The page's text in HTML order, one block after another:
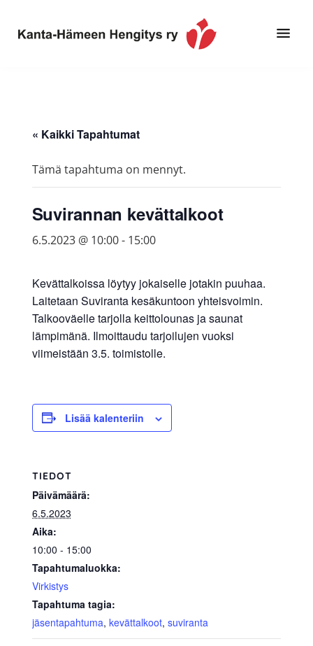
pääsisältöön
alatunnisteeseen
Hengitys
erityisesti
sinua
keuhkoahtaumatauti,uniapnea,
muut
sisäilma
allergiat.
« Kaikki Tapahtumat
Tämä tapahtuma on mennyt.
Suvirannan kevättalkoot
6.5.2023 @ 10:00- 15:00
Kevättalkoissa löytyy jokaiselle jotakin puuhaa.
Laitetaan Suviranta kesäkuntoon yhteisvoimin.
Talkooväelle tarjolla keittolounas ja saunat
lämpimänä. Ilmoittaudu tarjoilujen vuoksi
viimeistään 3.5. toimistolle.
Lisää kalenteriin
TIEDOT
Päivämäärä:
6.5.2023
Aika:
10:00 - 15:00
Tapahtumaluokka:
Virkistys
Tapahtuma tagia:
jäsentapahtuma, kevättalkoot, suviranta